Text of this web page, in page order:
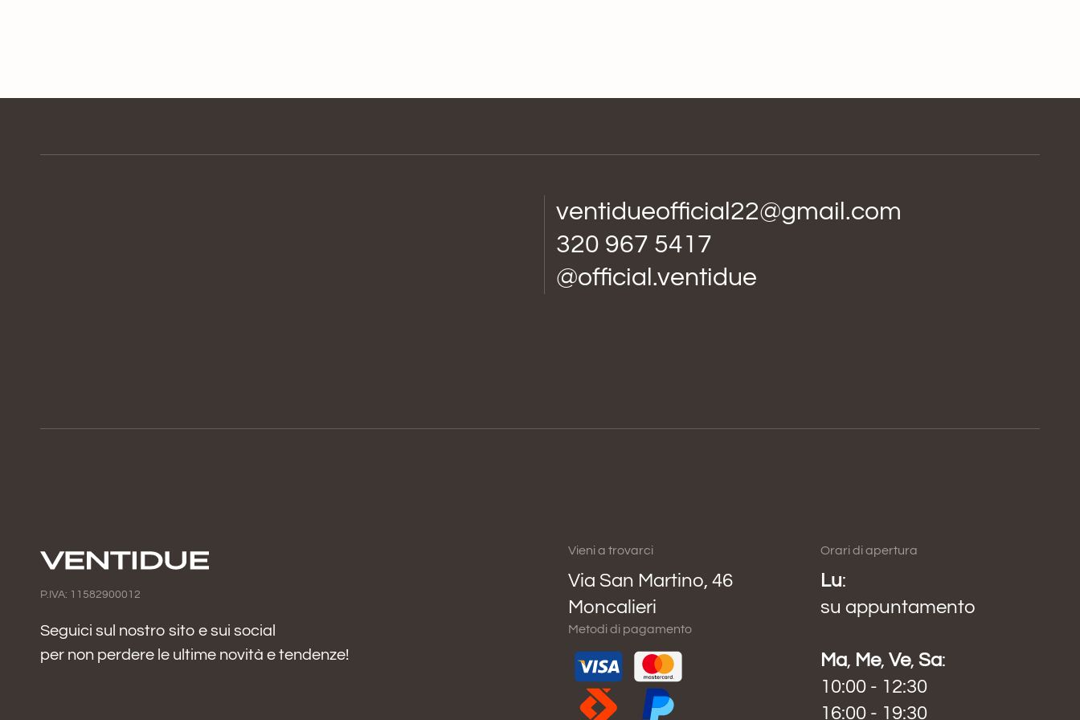
ventidueofficial22@gmail.com
320 967 5417
@official.ventidue
P.IVA: 11582900012
Seguici sul nostro sito e sui social
per non perdere le ultime novità e tendenze!
Vieni a trovarci
Via San Martino, 46
Moncalieri
Metodi di pagamento
Orari di apertura
Lu:
su appuntamento
Ma, Me, Ve, Sa:
10:00 - 12:30
16:00 - 19:30